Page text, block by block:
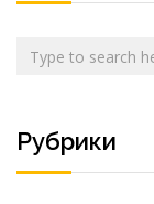
Рубрики